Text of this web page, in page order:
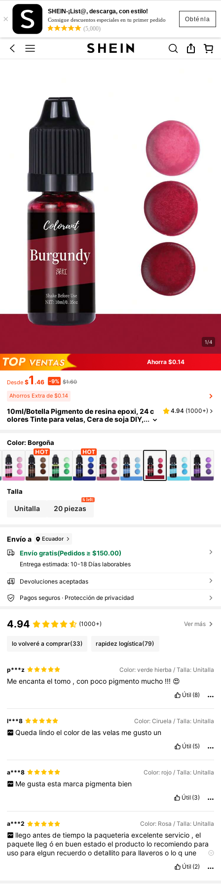
Obténla
×
SHEIN-¡List@, descarga, con estilo!
Consigue descuentos especiales en tu primer pedido
(5,000)
1/4
Ahorra $0.14
Desde $1 .46 -9% $1.60
Ahorros Extra de $0.14
10ml/Botella Pigmento de resina epoxi, 24 c
olores Tinte para velas, Cera de soja DIY,
4.94 (1000+)
Color: Borgoña
Talla
Unitalla 20 piezas
6 left
Envío a Ecuador
Envío gratis(Pedidos ≥ $150.00)
Entrega estimada: 10-18 Días laborables
Devoluciones aceptadas
Pagos seguros · Protección de privacidad
4.94 (1000+) Ver más
lo volveré a comprar(33) rapidez logística(79)
p***z Color: verde hierba / Talla: Unitalla
Meencantaeltomo ,con poco pigmento mucho !!! 😍
Útil (8)
l***8 Color: Ciruela / Talla: Unitalla
Queda lindo el color de las velas me gusto un
Útil (5)
a***8 Color: rojo / Talla: Unitalla
Me gusta esta marca pigmenta bien
Útil (3)
a***2 Color: Rosa / Talla: Unitalla
llego antes de tiempo la paqueteria excelente servicio , el
paquete llegóen buenestadoel producto lo recomiendo para
uso paraelgun recuerdoodetallito para llaveroso loq une
resina
😊😊😊😊😊😊😊😊😊😊😊😊😊
Útil (2)